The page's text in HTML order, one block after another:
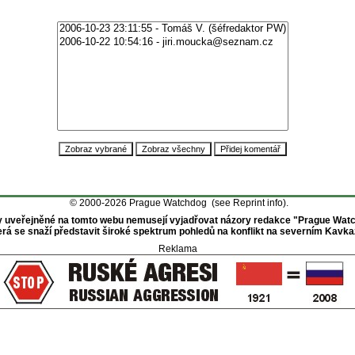
© 2000-2026 Prague Watchdog (see Reprint info).
uveřejněné na tomto webu nemusejí vyjadřovat názory redakce "Prague
se snaží představit široké spektrum pohledů na konflikt na severním
Reklama